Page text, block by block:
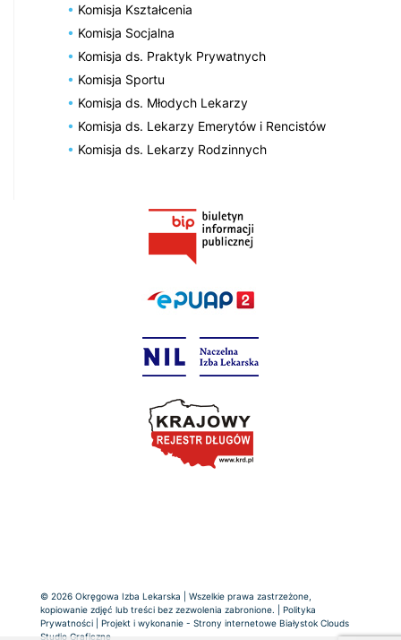
Komisja Kształcenia
Komisja Socjalna
Komisja ds. Praktyk Prywatnych
Komisja Sportu
Komisja ds. Młodych Lekarzy
Komisja ds. Lekarzy Emerytów i Rencistów
Komisja ds. Lekarzy Rodzinnych
© 2026 Okręgowa Izba Lekarska | Wszelkie prawa zastrzeżone,
kopiowanie zdjęć lub treści bez zezwolenia zabronione. | Polityka
Prywatności | Projekt i wykonanie - Strony internetowe Białystok Clouds
Studio Graficzne